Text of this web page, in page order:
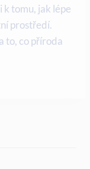
tomu, jak lépe
prostředí.
to, co příroda